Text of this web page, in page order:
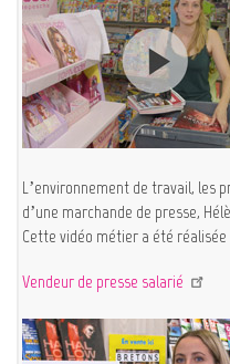
L’environnement de travail, les
d’une marchande de presse,
Cette vidéo métier a été réalisée
Vendeur de presse salarié